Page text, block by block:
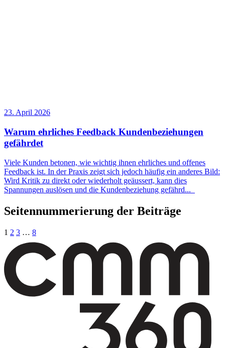
23. April 2026
Warum ehrliches Feedback Kundenbeziehungen
gefährdet
Viele Kunden betonen, wie wichtig ihnen ehrliches und offenes
Feedback ist. In der Praxis zeigt sich jedoch häufig ein anderes Bild:
Wird Kritik zu direkt oder wiederholt geäussert, kann dies
Spannungen auslösen und die Kundenbeziehung gefährd...
Seitennummerierung der Beiträge
1 2 3 … 8